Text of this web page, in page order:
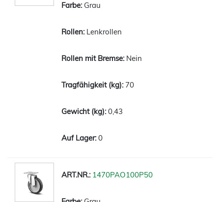
Grau
Lenkrollen
Nein
70
0,43
0
1470PAO100P50